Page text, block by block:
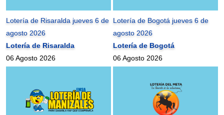
Lotería de Risaralda jueves 6 de
agosto 2026
Lotería de Risaralda
06 Agosto 2026
Lotería de Bogotá jueves 6 de
agosto 2026
Lotería de Bogotá
06 Agosto 2026